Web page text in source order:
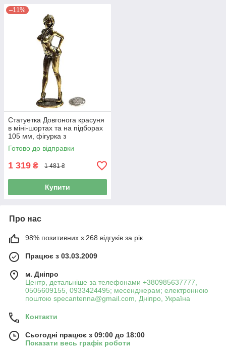
–11%
Статуетка Довгонога красуня
в міні-шортах та на підборах
105 мм, фігурка з
високоякісної латуні
Готово до відправки
1 319 ₴ 1 481 ₴
Купити
Про нас
98% позитивних з 268 відгуків за рік
Працює з 03.03.2009
м. Дніпро
Центр, детальніше за телефонами +380985637777,
0505609155, 0933424495; месенджерам; електронною
поштою specantenna@gmail.com, Дніпро, Україна
Контакти
Сьогодні працює з 09:00 до 18:00
Показати весь графік роботи